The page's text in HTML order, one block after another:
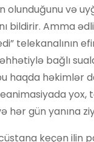
olunduğunu və
bildirir. Amma
telekanalının
bağlı
haqda həkimlər
yox,
hər gün yanına
keçən ilin